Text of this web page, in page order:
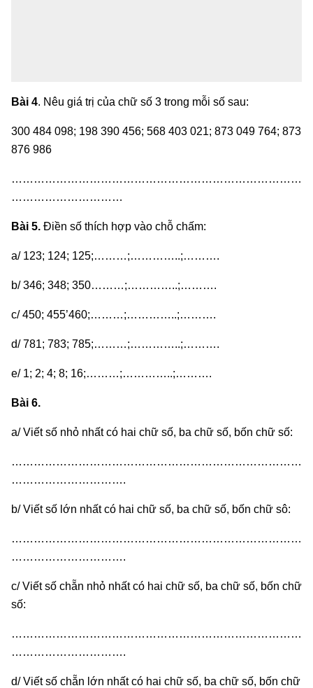
Bài 4. Nêu giá trị của chữ số 3 trong mỗi số sau:
300 484 098; 198 390 456; 568 403 021; 873 049 764; 873
876 986
……………………………………………………………………
…………………………
Bài 5. Điền số thích hợp vào chỗ chấm:
a/ 123; 124; 125;………;…………..;……….
b/ 346; 348; 350………;…………..;……….
c/ 450; 455’460;………;…………..;……….
d/ 781; 783; 785;………;…………..;……….
e/ 1; 2; 4; 8; 16;………;…………..;……….
Bài 6.
a/ Viết số nhỏ nhất có hai chữ số, ba chữ số, bốn chữ số:
……………………………………………………………………
………………………….
b/ Viết số lớn nhất có hai chữ số, ba chữ số, bốn chữ sô:
……………………………………………………………………
………………………….
c/ Viết số chẵn nhỏ nhất có hai chữ số, ba chữ số, bốn chữ
số:
……………………………………………………………………
………………………….
d/ Viết số chẵn lớn nhất có hai chữ số, ba chữ số, bốn chữ